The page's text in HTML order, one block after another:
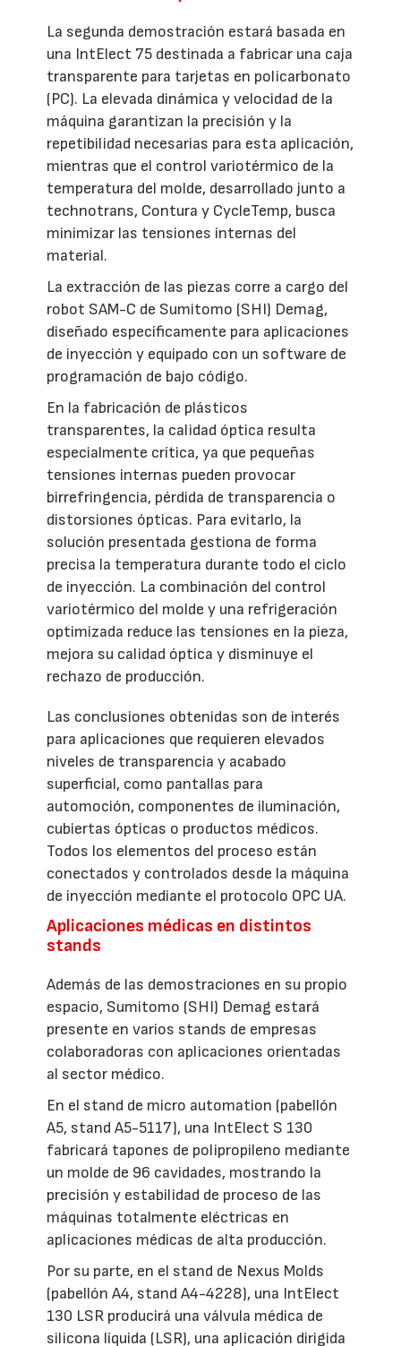
La segunda demostración estará basada en
una IntElect 75 destinada a fabricar una caja
transparente para tarjetas en policarbonato
(PC). La elevada dinámica y velocidad de la
máquina garantizan la precisión y la
repetibilidad necesarias para esta aplicación,
mientras que el control variotérmico de la
temperatura del molde, desarrollado junto a
technotrans, Contura y CycleTemp, busca
minimizar las tensiones internas del
material.
La extracción de las piezas corre a cargo del
robot SAM-C de Sumitomo (SHI) Demag,
diseñado específicamente para aplicaciones
de inyección y equipado con un software de
programación de bajo código.
En la fabricación de plásticos
transparentes, la calidad óptica resulta
especialmente crítica, ya que pequeñas
tensiones internas pueden provocar
birrefringencia, pérdida de transparencia o
distorsiones ópticas. Para evitarlo, la
solución presentada gestiona de forma
precisa la temperatura durante todo el ciclo
de inyección. La combinación del control
variotérmico del molde y una refrigeración
optimizada reduce las tensiones en la pieza,
mejora su calidad óptica y disminuye el
rechazo de producción.
Las conclusiones obtenidas son de interés
para aplicaciones que requieren elevados
niveles de transparencia y acabado
superficial, como pantallas para
automoción, componentes de iluminación,
cubiertas ópticas o productos médicos.
Todos los elementos del proceso están
conectados y controlados desde la máquina
de inyección mediante el protocolo OPC UA.
Aplicaciones médicas en distintos
stands
Además de las demostraciones en su propio
espacio, Sumitomo (SHI) Demag estará
presente en varios stands de empresas
colaboradoras con aplicaciones orientadas
al sector médico.
En el stand de micro automation (pabellón
A5, stand A5-5117), una IntElect S 130
fabricará tapones de polipropileno mediante
un molde de 96 cavidades, mostrando la
precisión y estabilidad de proceso de las
máquinas totalmente eléctricas en
aplicaciones médicas de alta producción.
Por su parte, en el stand de Nexus Molds
(pabellón A4, stand A4-4228), una IntElect
130 LSR producirá una válvula médica de
silicona líquida (LSR), una aplicación dirigida